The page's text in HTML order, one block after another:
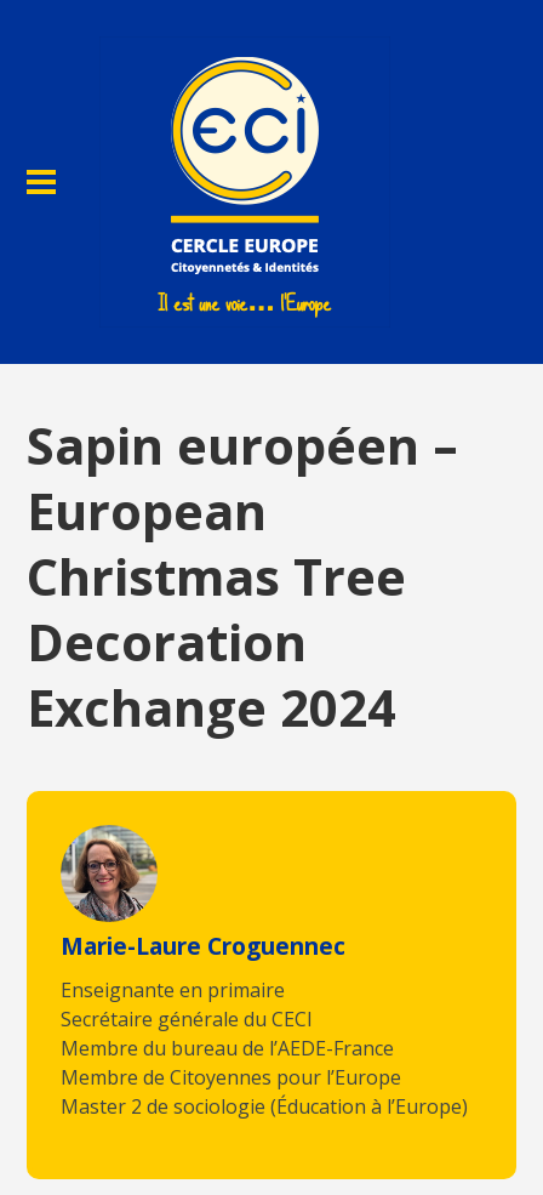
Sapin européen –
European
Christmas Tree
Decoration
Exchange 2024
Marie-Laure Croguennec
Enseignante en primaire
Secrétaire générale du CECI
Membre du bureau de l’AEDE-France
Membre de Citoyennes pour l’Europe
Master 2 de sociologie (Éducation à l’Europe)